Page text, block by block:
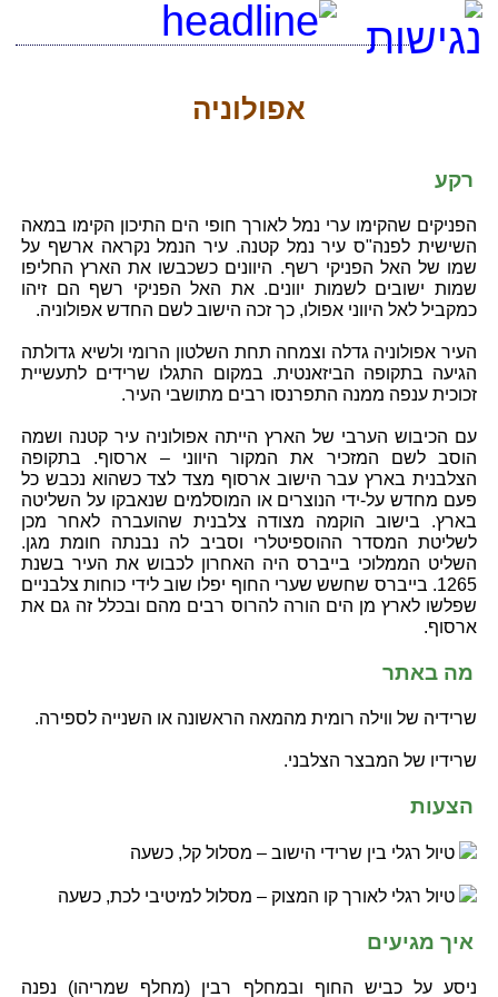
אפולוניה
רקע
הפניקים שהקימו ערי נמל לאורך חופי הים התיכון הקימו במאה
השישית לפנה"ס עיר נמל קטנה. עיר הנמל נקראה ארשף על
שמו של האל הפניקי רשף. היוונים כשכבשו את הארץ החליפו
שמות ישובים לשמות יוונים. את האל הפניקי רשף הם זיהו
כמקביל לאל היווני אפולו, כך זכה הישוב לשם החדש אפולוניה.
העיר אפולוניה גדלה וצמחה תחת השלטון הרומי ולשיא גדולתה
הגיעה בתקופה הביזאנטית. במקום התגלו שרידים לתעשיית
זכוכית ענפה ממנה התפרנסו רבים מתושבי העיר.
עם הכיבוש הערבי של הארץ הייתה אפולוניה עיר קטנה ושמה
הוסב לשם המזכיר את המקור היווני – ארסוף. בתקופה
הצלבנית בארץ עבר הישוב ארסוף מצד לצד כשהוא נכבש כל
פעם מחדש על-ידי הנוצרים או המוסלמים שנאבקו על השליטה
בארץ. בישוב הוקמה מצודה צלבנית שהועברה לאחר מכן
לשליטת המסדר ההוספיטלרי וסביב לה נבנתה חומת מגן.
השליט הממלוכי בייברס היה האחרון לכבוש את העיר בשנת
1265. בייברס שחשש שערי החוף יפלו שוב לידי כוחות צלבניים
שפלשו לארץ מן הים הורה להרוס רבים מהם ובכלל זה גם את
ארסוף.
מה באתר
שרידיה של ווילה רומית מהמאה הראשונה או השנייה לספירה.
שרידיו של המבצר הצלבני.
הצעות
טיול רגלי בין שרידי הישוב – מסלול קל, כשעה
טיול רגלי לאורך קו המצוק – מסלול למיטיבי לכת, כשעה
איך מגיעים
ניסע על כביש החוף ובמחלף רבין (מחלף שמריהו) נפנה